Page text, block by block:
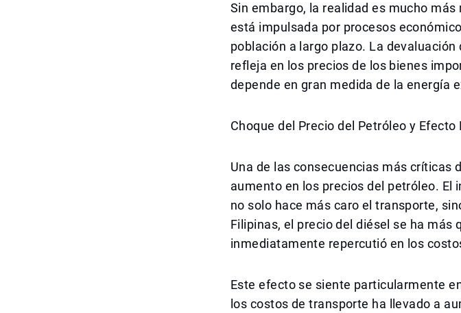
Sin embargo, la realidad es mucho
está impulsada por procesos
población a largo plazo. La
refleja en los precios de los bienes
depende en gran medida de la energía
Choque del Precio del Petróleo y Efecto
Una de las consecuencias más críticas
aumento en los precios del petróleo. El
no solo hace más caro el transporte,
Filipinas, el precio del diésel se ha más
inmediatamente repercutió en los
Este efecto se siente particularmente
los costos de transporte ha llevado a